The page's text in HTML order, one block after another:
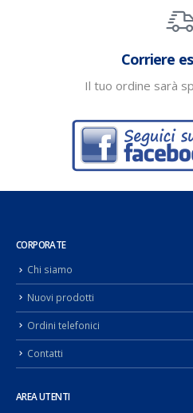
Corriere
Il tuo ordine sarà
CORPORATE
Chi siamo
Nuovi prodotti
Ordini telefonici
Contatti
AREA UTENTI